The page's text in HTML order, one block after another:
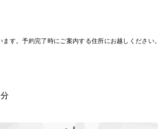
す。予約完了時にご案内する住所にお越しください。